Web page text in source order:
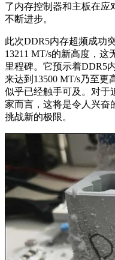
了内存控制器和主板在应
不断进步。
此次DDR5内存超频成功
13211 MT/s的新高度，
里程碑。它预示着DDR5
来达到13500 MT/s乃至更
似乎已经触手可及。对于
家而言，这将是令人兴奋
挑战新的极限。